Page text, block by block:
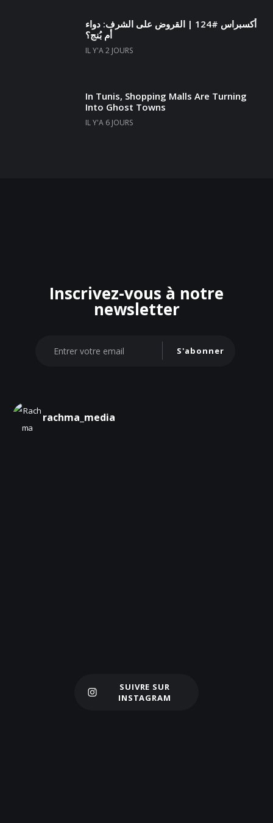
أكسبراس #124 | القروض على الشرف: دواء
أم بُنج؟
IL Y'A 2 JOURS
In Tunis, Shopping Malls Are Turning
Into Ghost Towns
IL Y'A 6 JOURS
Inscrivez-vous à notre
newsletter
S'abonner
rachma_media
Charger plus
SUIVRE SUR
INSTAGRAM